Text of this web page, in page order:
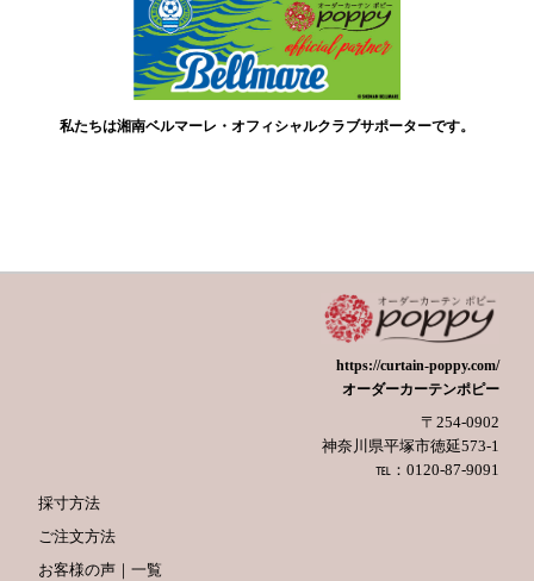
私たちは湘南ベルマーレ・オフィシャルクラブサポーターです。
https://curtain-poppy.com/
オーダーカーテンポピー
〒254-0902
神奈川県平塚市徳延573-1
℡：0120-87-9091
採寸方法
ご注文方法
お客様の声｜一覧